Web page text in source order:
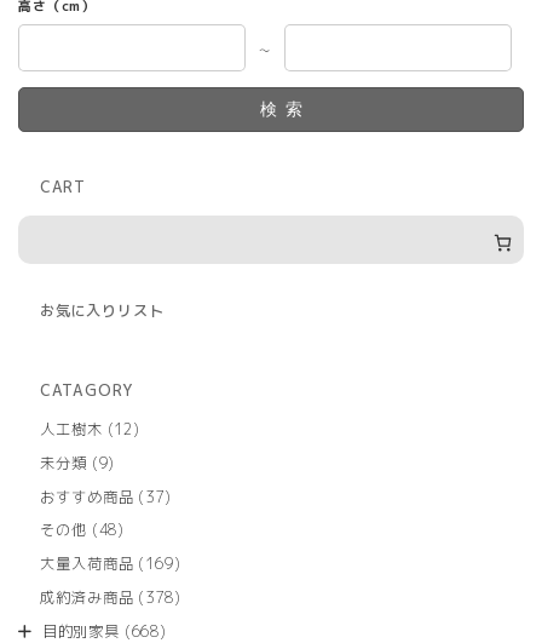
高さ（cm）
～
検索
CART
お気に入りリスト
CATAGORY
人工樹木
1212
商
未分類 99
の
商
おすすめ商品 3737
商
その他 4848
の
商
大量入荷商品 169169
の
成約済み商品 378378
目的別家具 668668